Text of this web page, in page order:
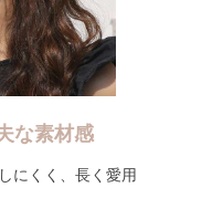
な素材感
にくく、長く愛用